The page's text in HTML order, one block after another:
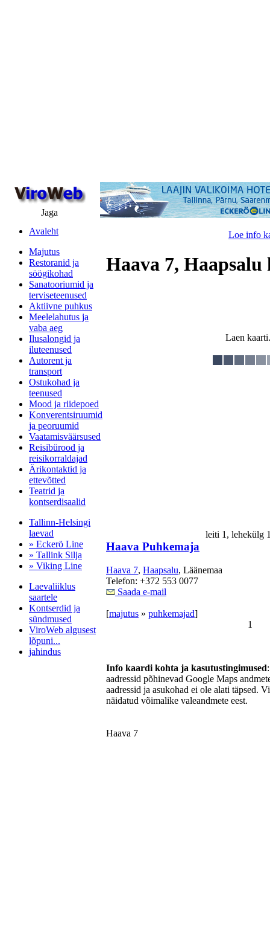
Jaga
Avaleht
Majutus
Restoranid ja
söögikohad
Sanatooriumid ja
terviseteenused
Aktiivne puhkus
Meelelahutus ja
vaba aeg
Ilusalongid ja
iluteenused
Autorent ja
transport
Ostukohad ja
teenused
Mood ja riidepoed
Konverentsiruumid
ja peoruumid
Vaatamisväärsused
Reisibürood ja
reisikorraldajad
Ärikontaktid ja
ettevõtted
Teatrid ja
kontserdisaalid
Tallinn-Helsingi
laevad
» Eckerö Line
» Tallink Silja
» Viking Line
Laevaliiklus
saartele
Kontserdid ja
sündmused
ViroWeb algusest
lõpuni...
jahindus
Loe info
Haava 7,
Laen
leiti 1,
Haava Puhkemaja
Haava 7, Haapsalu, Läänemaa
Telefon: +372 553 0077
Saada e-mail
[majutus » puhkemajad]
1
Info kaardi kohta ja kasutustingimused
aadressid põhinevad Google Maps
aadressid ja asukohad ei ole alati täpsed.
näidatud võimalike valeandmete eest.
Haava 7